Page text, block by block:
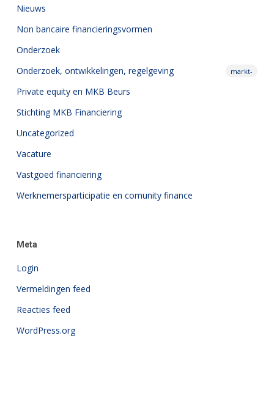
Nieuws
Non bancaire financieringsvormen
Onderzoek
Onderzoek,
markt-
ontwikkelingen, regelgeving
Private equity en MKB Beurs
Stichting MKB Financiering
Uncategorized
Vacature
Vastgoed financiering
Werknemersparticipatie en comunity finance
Meta
Login
Vermeldingen feed
Reacties feed
WordPress.org